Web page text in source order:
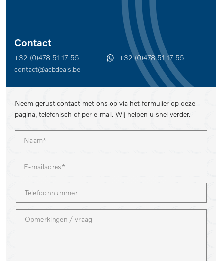
Contact
+32 (0)478 51 17 55
+32 (0)478 51 17 55
contact@acbdeals.be
Neem gerust contact met ons op via het formulier op deze
pagina, telefonisch of per e-mail. Wij helpen u snel verder.